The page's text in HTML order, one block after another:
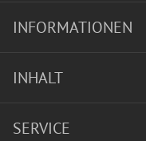
INFORMATIONEN
INHALT
SERVICE